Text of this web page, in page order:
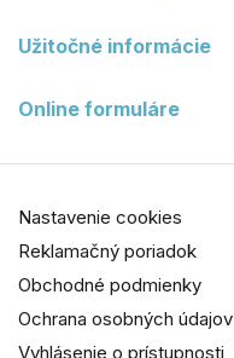
Užitočné informácie
Online formuláre
Nastavenie cookies
Reklamačný poriadok
Obchodné podmienky
Ochrana osobných údajov
Vyhlásenie o prístupnosti